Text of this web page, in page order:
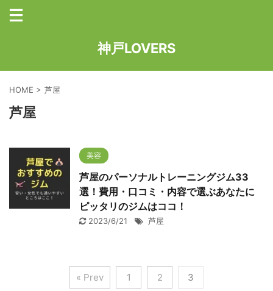
神戸LOVERS
HOME > 芦屋
芦屋
美容
芦屋のパーソナルトレーニングジム33
選！費用・口コミ・内容で選ぶあなたに
ピッタリのジムはココ！
2023/6/21 芦屋
« Prev 1 2 3